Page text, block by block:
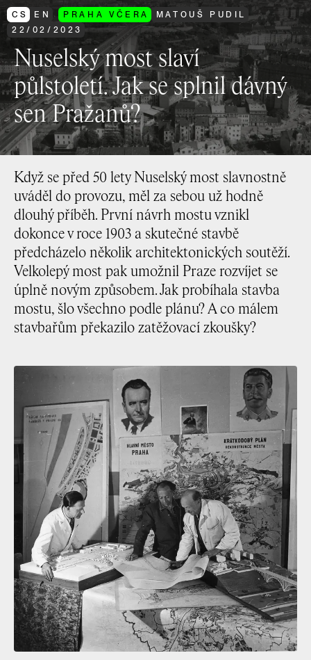
CS EN PRAHA VČERA
MATOUŠ PUDIL
22/ 02/ 2023
Nuselský most slaví
půlstoletí. Jak se splnil dávný
sen Pražanů?
Když se před 50 lety Nuselský most slavnostně
uváděl do provozu, měl za sebou už hodně
dlouhý příběh. První návrh mostu vznikl
dokonce v roce 1903 a skutečné stavbě
předcházelo několik architektonických soutěží.
Velkolepý most pak umožnil Praze rozvíjet se
úplně novým způsobem. Jak probíhala stavba
mostu, šlo všechno podle plánu? A co málem
stavbařům překazilo zatěžovací zkoušky?